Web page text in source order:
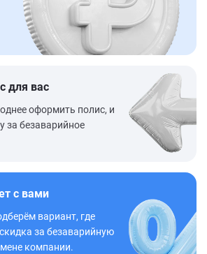
для вас
оформить полис, и
за безаварийное
с вами
вариант, где
за безаварийную
компании.